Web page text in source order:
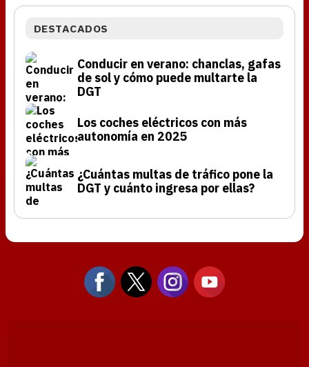
DESTACADOS
Conducir en verano: chanclas, gafas
de sol y cómo puede multarte la
DGT
Los coches eléctricos con más
autonomía en 2025
¿Cuántas multas de tráfico pone la
DGT y cuánto ingresa por ellas?